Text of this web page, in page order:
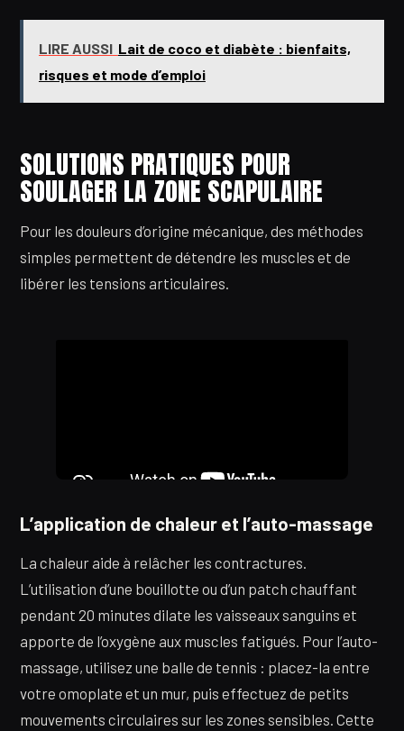
LIRE AUSSI Lait de coco et diabète : bienfaits,
risques et mode d’emploi
SOLUTIONS PRATIQUES POUR
SOULAGER LA ZONE SCAPULAIRE
Pour les douleurs d’origine mécanique, des méthodes
simples permettent de détendre les muscles et de
libérer les tensions articulaires.
L’application de chaleur et l’auto-massage
La chaleur aide à relâcher les contractures.
L’utilisation d’une bouillotte ou d’un patch chauffant
pendant 20 minutes dilate les vaisseaux sanguins et
apporte de l’oxygène aux muscles fatigués. Pour l’auto-
massage, utilisez une balle de tennis : placez-la entre
votre omoplate et un mur, puis effectuez de petits
mouvements circulaires sur les zones sensibles. Cette